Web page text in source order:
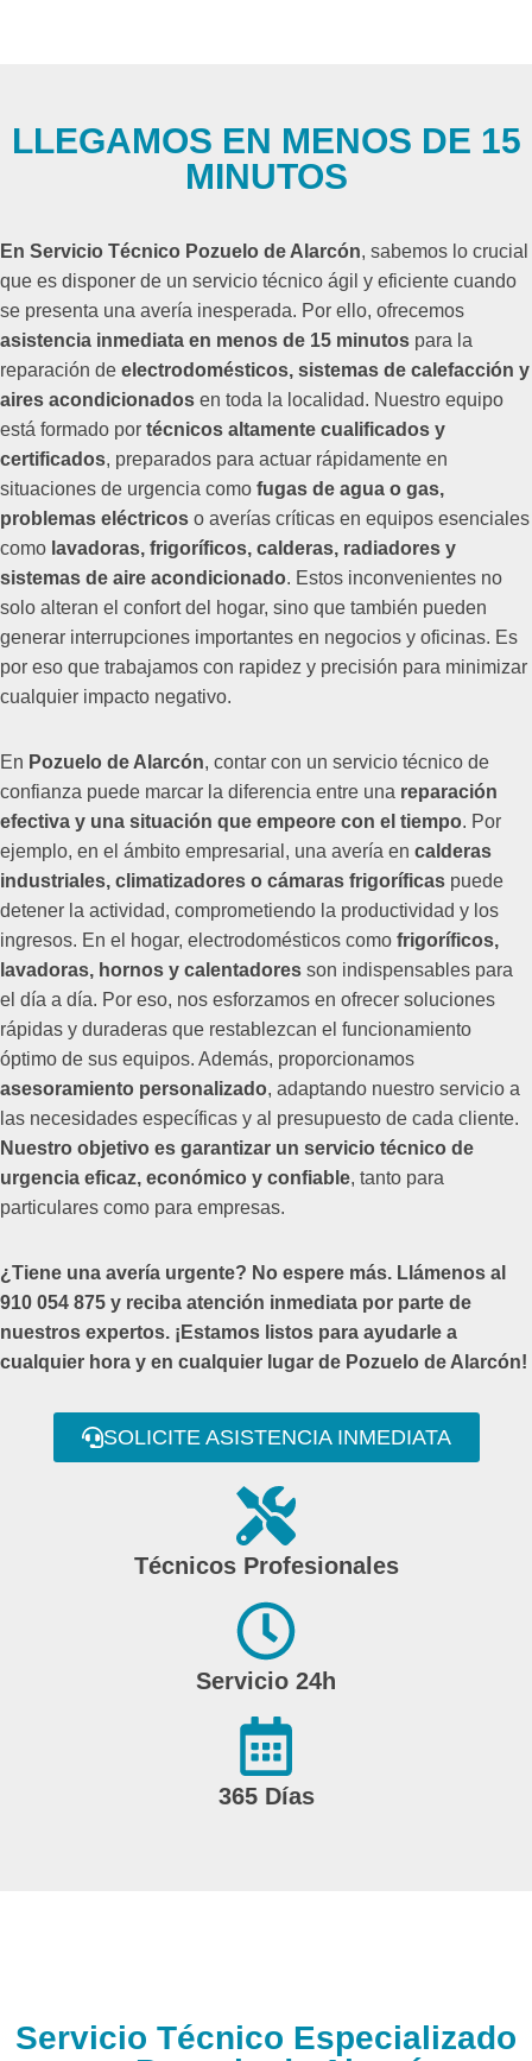
LLEGAMOS EN MENOS DE 15
MINUTOS
En Servicio Técnico Pozuelo de Alarcón, sabemos lo crucial
que es disponer de un servicio técnico ágil y eficiente cuando
se presenta una avería inesperada. Por ello, ofrecemos
asistencia inmediata en menos de 15 minutos para la
reparación de electrodomésticos, sistemas de calefacción y
aires acondicionados en toda la localidad. Nuestro equipo
está formado por técnicos altamente cualificados y
certificados, preparados para actuar rápidamente en
situaciones de urgencia como fugas de agua o gas,
problemas eléctricos o averías críticas en equipos esenciales
como lavadoras, frigoríficos, calderas, radiadores y
sistemas de aire acondicionado. Estos inconvenientes no
solo alteran el confort del hogar, sino que también pueden
generar interrupciones importantes en negocios y oficinas. Es
por eso que trabajamos con rapidez y precisión para minimizar
cualquier impacto negativo.
En Pozuelo de Alarcón, contar con un servicio técnico de
confianza puede marcar la diferencia entre una reparación
efectiva y una situación que empeore con el tiempo. Por
ejemplo, en el ámbito empresarial, una avería en calderas
industriales, climatizadores o cámaras frigoríficas puede
detener la actividad, comprometiendo la productividad y los
ingresos. En el hogar, electrodomésticos como frigoríficos,
lavadoras, hornos y calentadores son indispensables para
el día a día. Por eso, nos esforzamos en ofrecer soluciones
rápidas y duraderas que restablezcan el funcionamiento
óptimo de sus equipos. Además, proporcionamos
asesoramiento personalizado, adaptando nuestro servicio a
las necesidades específicas y al presupuesto de cada cliente.
Nuestro objetivo es garantizar un servicio técnico de
urgencia eficaz, económico y confiable, tanto para
particulares como para empresas.
¿Tiene una avería urgente? No espere más. Llámenos al
910 054 875 y reciba atención inmediata por parte de
nuestros expertos. ¡Estamos listos para ayudarle a
cualquier hora y en cualquier lugar de Pozuelo de Alarcón!
SOLICITE ASISTENCIA INMEDIATA
Técnicos Profesionales
Servicio 24h
365 Días
Servicio Técnico Especializado